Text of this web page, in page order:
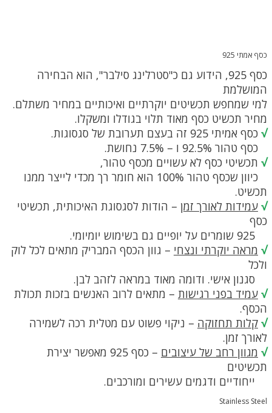
כסף אמתי 925
כסף 925, הידוע גם כ"סטרלינג סילבר", הוא הבחירה
המושלמת
למי שמחפש תכשיטים יוקרתיים ואיכותיים במחיר משתלם.
מחיר תכשיט כסף מאוד תלוי בגודלו ומשקלו.
√ כסף אמיתי 925 זה בעצם תערובת של סגסוגות.
כסף טהור 92.5% ו – 7.5% נחושת.
√ תכשיטי כסף לא עשויים מכסף טהור,
כיוון שכסף טהור 100% הוא חומר רך מכדי לייצר ממנו
תכשיט.
√ עמידות לאורך זמן – הודות לסגסוגת האיכותית, תכשיטי
כסף
√ מראה יוקרתי ונצחי – גוון הכסף המבריק מתאים לכל לוק
ולכל
סגנון אישי. ודומה מאוד במראה לזהב לבן.
√ עמיד בפני רגישות – מתאים לרוב האנשים בזכות תכולת
הכסף.
√ קלות תחזוקה – ניקוי פשוט עם מטלית רכה לשמירה
לאורך זמן.
√ מגוון רחב של עיצובים
– כסף 925 מאפשר יצירת
תכשיטים
ייחודיים ודגמים עשירים ומורכבים.
Stainless Steel